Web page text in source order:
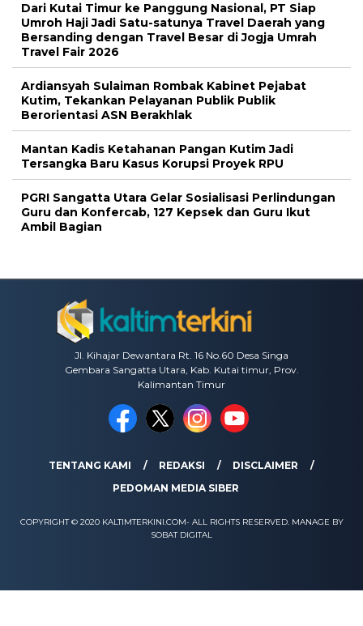
Dari Kutai Timur ke Panggung Nasional, PT Siap
Umroh Haji Jadi Satu-satunya Travel Daerah yang
Bersanding dengan Travel Besar di Jogja Umrah
Travel Fair 2026
Ardiansyah Sulaiman Rombak Kabinet Pejabat
Kutim, Tekankan Pelayanan Publik Publik
Berorientasi ASN Berakhlak
Mantan Kadis Ketahanan Pangan Kutim Jadi
Tersangka Baru Kasus Korupsi Proyek RPU
PGRI Sangatta Utara Gelar Sosialisasi Perlindungan
Guru dan Konfercab, 127 Kepsek dan Guru Ikut
Ambil Bagian
Jl. Kihajar Dewantara Rt. 16 No.60 Desa Singa
Gembara Sangatta Utara, Kab. Kutai timur, Prov.
Kalimantan Timur
TENTANG KAMI REDAKSI
DISCLAIMER
PEDOMAN MEDIA SIBER
COPYRIGHT © 2020 KALTIMTERKINI.COM- ALL RIGHTS RESERVED. MANAGE BY
SOBAT DIGITAL